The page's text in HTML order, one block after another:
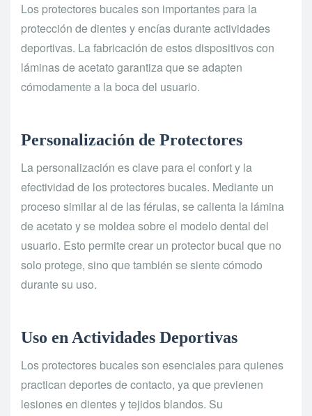
Los protectores bucales son importantes para la
protección de dientes y encías durante actividades
deportivas. La fabricación de estos dispositivos con
láminas de acetato garantiza que se adapten
cómodamente a la boca del usuario.
Personalización de Protectores
La personalización es clave para el confort y la
efectividad de los protectores bucales. Mediante un
proceso similar al de las férulas, se calienta la lámina
de acetato y se moldea sobre el modelo dental del
usuario. Esto permite crear un protector bucal que no
solo protege, sino que también se siente cómodo
durante su uso.
Uso en Actividades Deportivas
Los protectores bucales son esenciales para quienes
practican deportes de contacto, ya que previenen
lesiones en dientes y tejidos blandos. Su